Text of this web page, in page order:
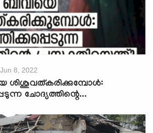
Jun 8, 2022
ശിശുവത്കരിക്കുമ്പോൾ:
ചോദ്യത്തിന്റെ...